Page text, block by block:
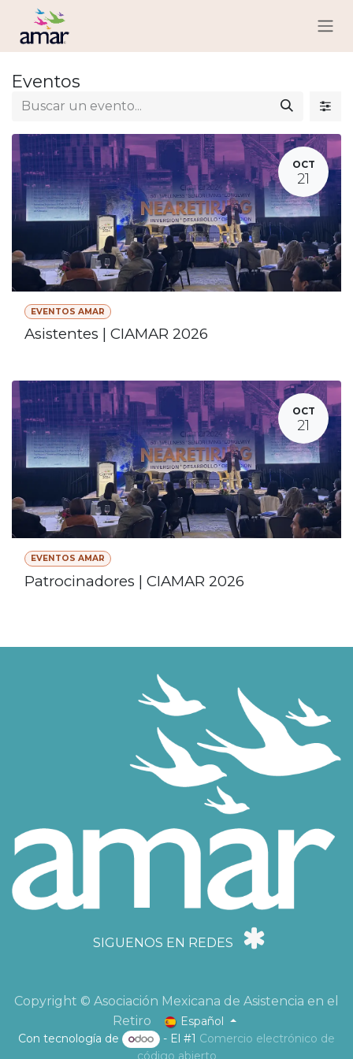
Ir al contenido
Eventos
OCT
21
EVENTOS AMAR
Asistentes | CIAMAR 2026
OCT
21
EVENTOS AMAR
Patrocinadores | CIAMAR 2026
SIGUENOS EN REDES
Copyright © Asociación Mexicana de Asistencia en el
Retiro
Español
Con tecnología de
- El #1 Comercio electrónico de
código abierto